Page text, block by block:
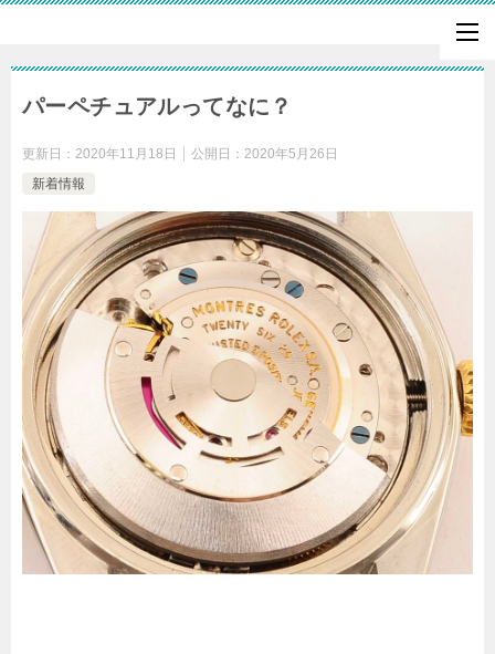
パーペチュアルってなに？
更新日： 2020年11月18日 公開日： 2020年5月26日
新着情報